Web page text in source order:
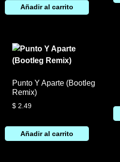
Añadir al carrito
Punto Y Aparte (Bootleg
Remix)
$ 2.49
Añadir al carrito